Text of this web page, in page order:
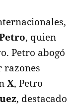
, quien
Petro abogó
razones
X, Petro
, destacado